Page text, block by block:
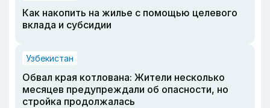
Как накопить на жилье с помощью целевого
вклада и субсидии
Узбекистан
Обвал края котлована: Жители несколько
месяцев предупреждали об опасности, но
стройка продолжалась